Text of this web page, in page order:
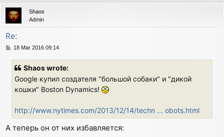
Shaos
Admin
Re:
P18 Mar 2016 09:14
Shaos wrote:
Google купил создателя "большой собаки" и "дикой
кошки" Boston Dynamics!
http://www.nytimes.com/2013/12/14/techn ... obots.html
А теперь он от них избавляется: